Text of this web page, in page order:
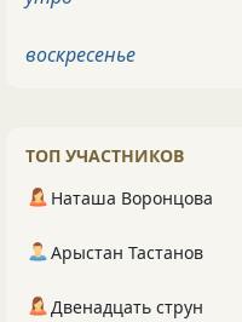
воскресенье
ТОП УЧАСТНИКОВ
Наташа Воронцова
Арыстан Тастанов
Двенадцать струн